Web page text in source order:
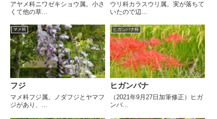
アヤメ科ニワゼキショウ属。小さ
くて他の草...
ウリ科カラスウリ属。実が落ちて
いたので辺...
マメ科
フジ
マメ科フジ属。ノダフジとヤマフ
ジがあり、...
ヒガンバナ科
ヒガンバナ
（2021年9月27日加筆修正）ヒガ
ンバ...